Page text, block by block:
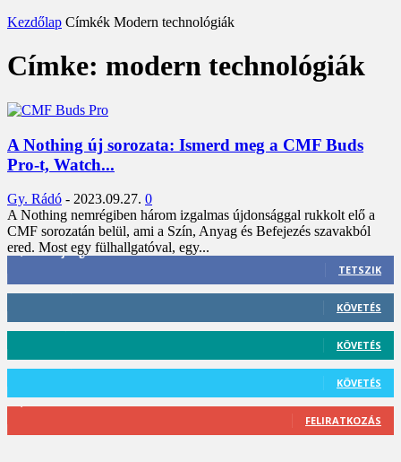
Kezdőlap Címkék Modern technológiák
Címke: modern technológiák
A Nothing új sorozata: Ismerd meg a CMF Buds
Pro-t, Watch...
Gy. Rádó - 2023.09.27. 0
A Nothing nemrégiben három izgalmas újdonsággal rukkolt elő a
CMF sorozatán belül, ami a Szín, Anyag és Befejezés szavakból
ered. Most egy fülhallgatóval, egy...
3,452 Rajongók
TETSZIK
KÖVETÉS
KÖVETÉS
KÖVETÉS
FELIRATKOZÁS